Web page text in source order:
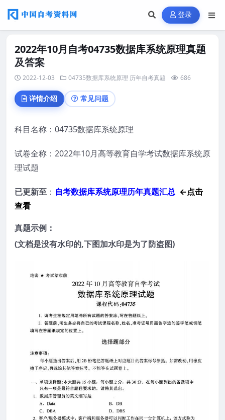
登录
2022年10月自考04735数据库系统原理真题
及答案
2022-12-03 04735数据库系统原理 历年自考真题 686
详情介绍 常见问题
科目名称：04735数据库系统原理
试卷全称：2022年10月高等教育自学考试数据库系统原
理试题
已更新至 ： 自考数据库系统原理历年真题汇总 ←点击
查看
真题示例：
(文档是没有水印的,下图加水印是为了防盗图)